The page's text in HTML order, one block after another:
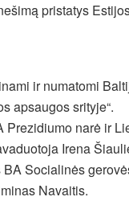
pristatys
ir numatomi
apsaugos srityje“.
Prezidiumo narė ir
Irena
Socialinės
Navaitis.